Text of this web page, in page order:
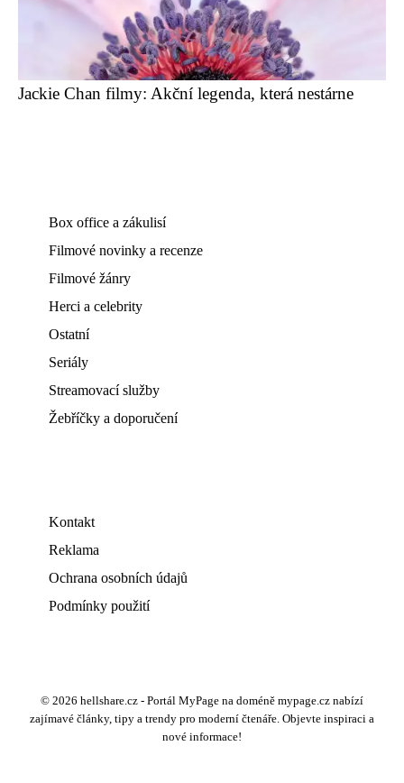
Jackie Chan filmy: Akční legenda, která nestárne
Box office a zákulisí
Filmové novinky a recenze
Filmové žánry
Herci a celebrity
Ostatní
Seriály
Streamovací služby
Žebříčky a doporučení
Kontakt
Reklama
Ochrana osobních údajů
Podmínky použití
© 2026 hellshare.cz - Portál MyPage na doméně mypage.cz nabízí
zajímavé články, tipy a trendy pro moderní čtenáře. Objevte inspiraci a
nové informace!